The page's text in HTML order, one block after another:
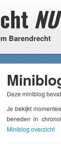
NU
Barendrecht
Deze miniblog
Je bekijkt
beneden in
Miniblog overzicht